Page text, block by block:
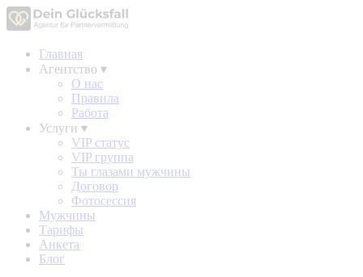
Главная
Агентство ▾
О нас
Правила
Работа
Услуги ▾
VIP статус
VIP группа
Ты глазами мужчины
Договор
Фотосессия
Мужчины
Тарифы
Анкета
Блог